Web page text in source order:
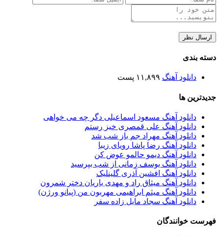
دسته بندی
دانلود آهنگ ۱۱,۸۹۹ پست
جدیدترین ها
دانلود آهنگ مسعود اسماعیلی دگر چه می خواهی
دانلود آهنگ علی قمصری خیز رستم
دانلود آهنگ مهراد جم باز شب شد
دانلود آهنگ رضا پاشا رویای زیبا
دانلود آهنگ دیمو حالمو عوض کن
دانلود آهنگ یوسف زمانی از شب بپرسید
دانلود آهنگ افشین آذری گلینلیک
دانلود آهنگ میثاق راد و مهدی یاریان دختر شمرون
دانلود آهنگ میثم ابراهیمی مهربون من (پیانو ورژن)
دانلود آهنگ سجاد مایل زاده سفر
فهرست خوانندگان